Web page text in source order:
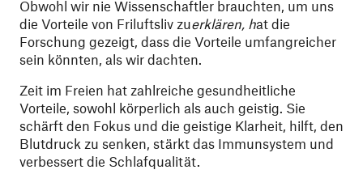
Obwohl wir nie Wissenschaftler brauchten, um uns
die Vorteile von Friluftsliv zuerklären, hat die
Forschung gezeigt, dass die Vorteile umfangreicher
sein könnten, als wir dachten.
Zeit im Freien hat zahlreiche gesundheitliche
Vorteile, sowohl körperlich als auch geistig. Sie
schärft den Fokus und die geistige Klarheit, hilft, den
Blutdruck zu senken, stärkt das Immunsystem und
verbessert die Schlafqualität.